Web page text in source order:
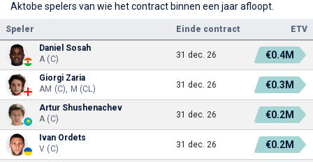
Aktobe spelers van wie het contract binnen een jaar afloopt.
Speler Einde contract
ETV
Daniel Sosah
A (C)
31 dec. 26 €0.4M
Giorgi Zaria
AM (C), M (CL)
31 dec. 26 €0.3M
Artur Shushenachev
A (C)
31 dec. 26 €0.2M
Ivan Ordets
V (C)
31 dec. 26 €0.2M